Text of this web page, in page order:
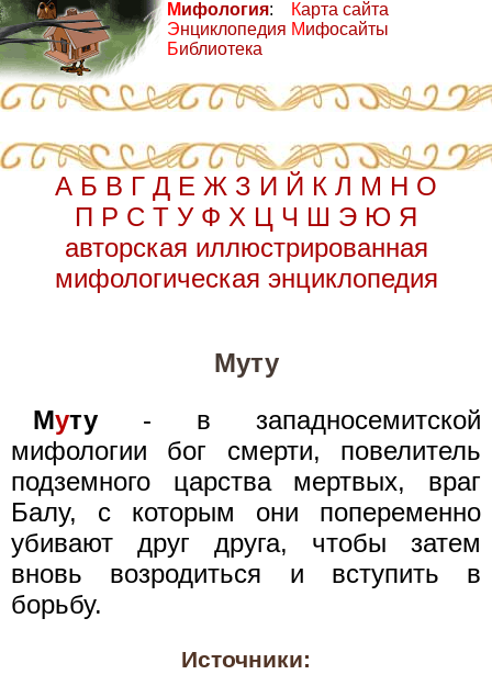
Мифология:
Энциклопедия
Библиотека
Карта сайта
Мифосайты
А Б В Г Д Е Ж З И Й К Л М Н О
П Р С Т У Ф Х Ц Ч Ш Э Ю Я
авторская иллюстрированная
мифологическая энциклопедия
Муту
Муту - в западносемитской
мифологии бог смерти, повелитель
подземного царства мертвых, враг
Балу, с которым они попеременно
убивают друг друга, чтобы затем
вновь возродиться и вступить в
борьбу.
Источники: